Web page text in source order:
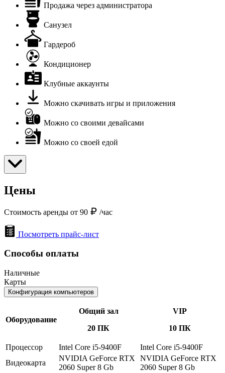
Продажа через администратора
Санузел
Гардероб
Кондиционер
Клубные аккаунты
Можно скачивать игры и приложения
Можно со своими девайсами
Можно со своей едой
Цены
Стоимость аренды от 90 /час
Посмотреть прайс-лист
Способы оплаты
Наличные
Карты
Конфигурация компьютеров
Оборудование
Общий зал
20 ПК
VIP
10 ПК
Процессор Intel Core i5-9400F
Intel Core i5-9400F
Видеокарта
NVIDIA GeForce RTX
2060 Super 8 Gb
NVIDIA GeForce RTX
2060 Super 8 Gb